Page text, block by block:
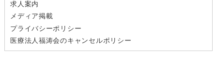
求人案内
メディア掲載
プライバシーポリシー
医療法人福涛会のキャンセルポリシー